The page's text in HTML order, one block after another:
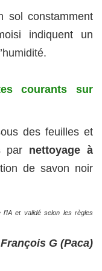
sol constamment
indiquent un
courants sur
des feuilles et
par nettoyage à
de savon noir
et validé selon les règles
François G (Paca)